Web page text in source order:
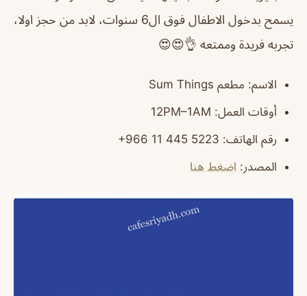
يسمح بدخول الاطفال فوق ال6 سنوات، لابد من حجز اولا،
تجربه فريدة وممتعه 👌😍😍
الاسم: مطعم Sum Things
أوقات العمل: 12PM–1AM
رقم الهاتف: ‏‪‏‪‏‪+966 11 445 5223‬‏
المصدر : اضغط هنا